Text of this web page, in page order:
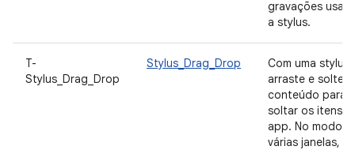
gravações
a stylus.
T-
Stylus_Drag_Drop
Stylus_Drag_Drop
Com uma stylus,
arraste e solte o
conteúdo para
soltar os itens
app. No modo
várias janelas,